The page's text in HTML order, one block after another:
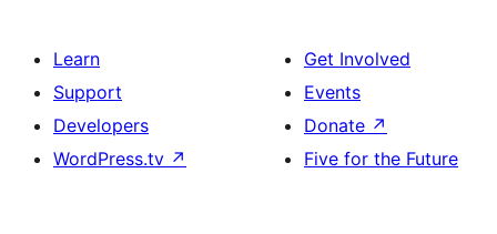
Learn
Support
Developers
WordPress.tv ↗
Get Involved
Events
Donate ↗
Five for the Future